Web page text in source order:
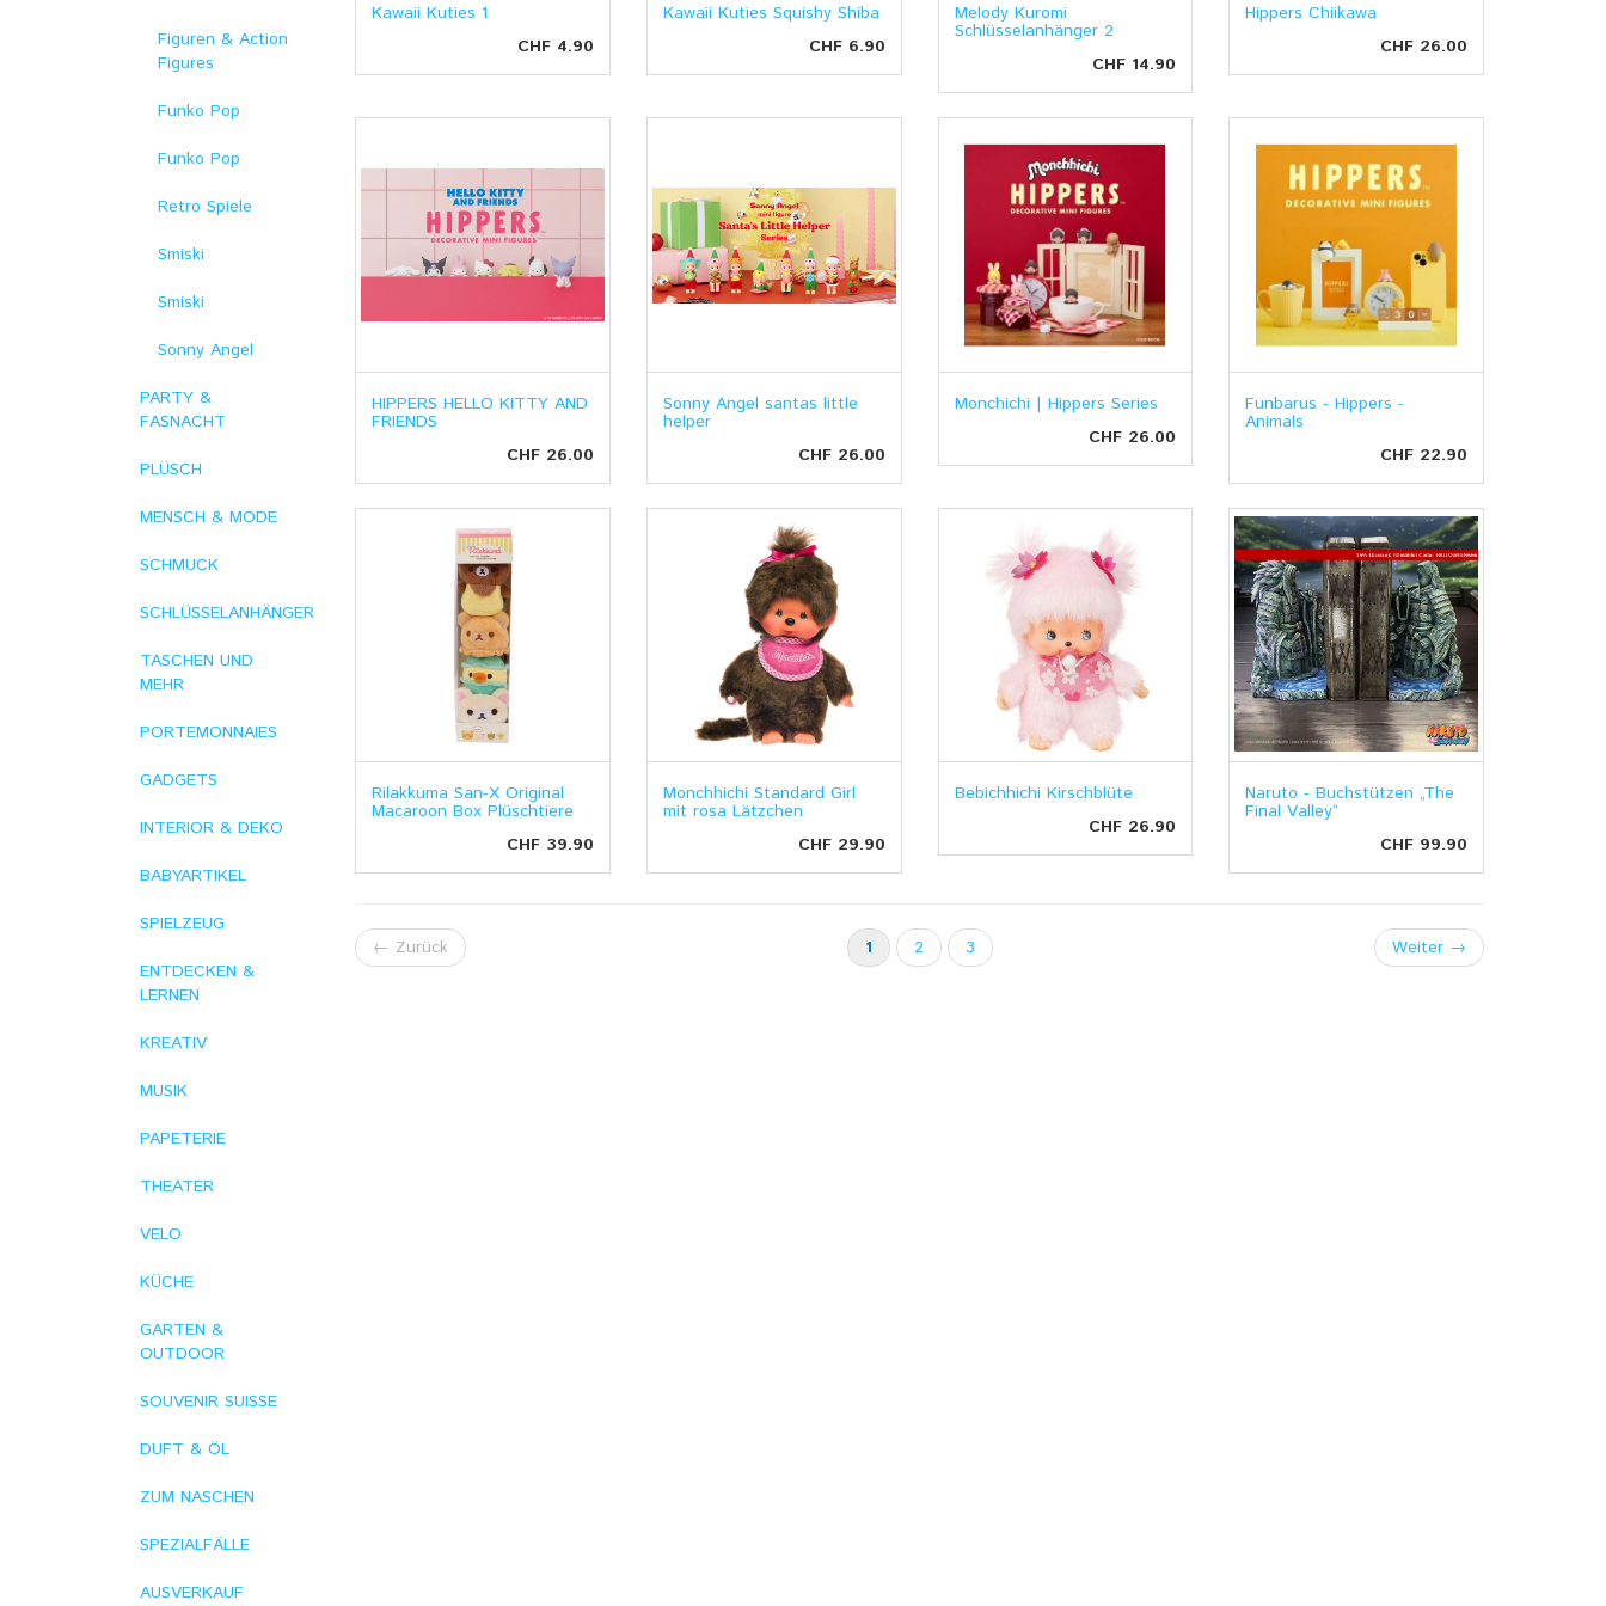
Figuren & Action
Figures
Funko Pop
Funko Pop
Retro Spiele
Smiski
Smiski
Sonny Angel
PARTY &
FASNACHT
PLÜSCH
MENSCH & MODE
SCHMUCK
SCHLÜSSELANHÄNGER
TASCHEN UND
MEHR
PORTEMONNAIES
GADGETS
INTERIOR & DEKO
BABYARTIKEL
SPIELZEUG
ENTDECKEN &
LERNEN
KREATIV
MUSIK
PAPETERIE
THEATER
VELO
KÜCHE
GARTEN &
OUTDOOR
SOUVENIR SUISSE
DUFT & ÖL
ZUM NASCHEN
SPEZIALFÄLLE
AUSVERKAUF
Kawaii Kuties 1
CHF 4.90
Kawaii Kuties Squishy Shiba
CHF 6.90
Melody Kuromi
Schlüsselanhänger 2
CHF 14.90
Hippers Chiikawa
CHF 26.00
HIPPERS HELLO KITTY AND
FRIENDS
CHF 26.00
Sonny Angel santas little
helper
CHF 26.00
Monchichi | Hippers Series
CHF 26.00
Funbarus - Hippers -
Animals
CHF 22.90
Rilakkuma San-X Original
Macaroon Box Plüschtiere
CHF 39.90
Monchhichi Standard Girl
mit rosa Lätzchen
CHF 29.90
Bebichhichi Kirschblüte
CHF 26.90
Naruto - Buchstützen „The
Final Valley“
CHF 99.90
← Zurück 1 2 3 Weiter →